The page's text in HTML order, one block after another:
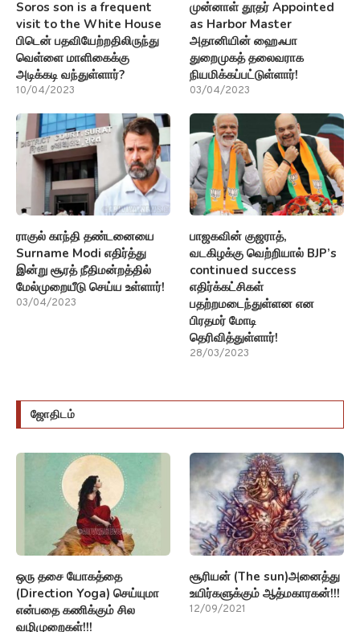
Soros son is a frequent
visit to the White House
பிடென் பதவியேற்றதிலிருந்து
வெள்ளை மாளிகைக்கு
அடிக்கடி வந்துள்ளார்?
10/04/2023
முன்னாள் தூதர் Appointed
as Harbor Master
அதானியின் ஹைஃபா
துறைமுகத் தலைவராக
நியமிக்கப்பட்டுள்ளார்!
03/04/2023
ராகுல் காந்தி தண்டனையை
Surname Modi எதிர்த்து
இன்று சூரத் நீதிமன்றத்தில்
மேல்முறையீடு செய்ய உள்ளார்!
03/04/2023
பாஜகவின் குஜராத்,
வடகிழக்கு வெற்றியால் BJP’s
continued success
எதிர்க்கட்சிகள்
பதற்றமடைந்துள்ளன என
பிரதமர் மோடி
தெரிவித்துள்ளார்!
28/03/2023
ஜோதிடம்
ஒரு தசை யோகத்தை
(Direction Yoga) செய்யுமா
என்பதை கணிக்கும் சில
வழிமுறைகள்!!!
சூரியன் (The sun)அனைத்து
உயிர்களுக்கும் ஆத்மகாரகன்!!!
12/09/2021